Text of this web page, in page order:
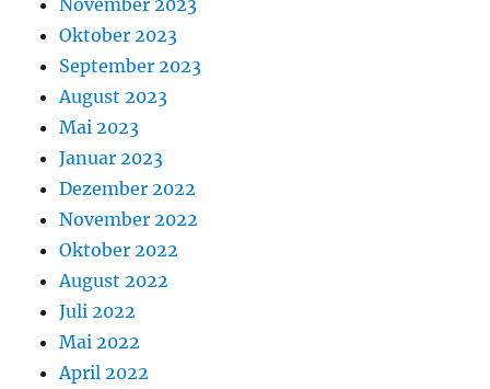
Oktober 2023
September 2023
August 2023
Mai 2023
Januar 2023
Dezember 2022
November 2022
Oktober 2022
August 2022
Juli 2022
Mai 2022
April 2022